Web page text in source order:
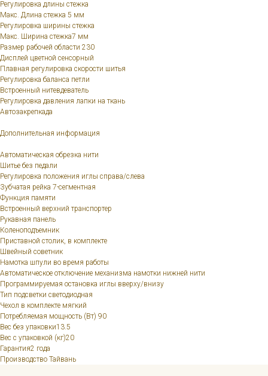
Регулировка длины стежка
Макс. Длина стежка 5 мм
Регулировка ширины стежка
Макс. Ширина стежка7 мм
Размер рабочей области 230
Дисплей цветной сенсорный
Плавная регулировка скорости шитья
Регулировка баланса петли
Встроенный нитевдеватель
Регулировка давления лапки на ткань
Автозакрепкада
Дополнительная информация
Автоматическая обрезка нити
Шитье без педали
Регулировка положения иглы справа/слева
Зубчатая рейка 7-сегментная
Функция памяти
Встроенный верхний транспортер
Рукавная панель
Коленоподъемник
Приставной столик, в комплекте
Швейный советник
Намотка шпули во время работы
Автоматическое отключение механизма намотки нижней нити
Программируемая остановка иглы вверху/внизу
Тип подсветки светодиодная
Чехол в комплекте мягкий
Потребляемая мощность (Вт) 90
Вес без упаковки13.5
Вес с упаковкой (кг)20
Гарантия2 года
Производство Тайвань